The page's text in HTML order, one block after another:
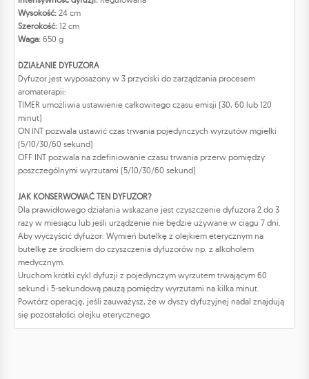
Wysokość: 24 cm
Szerokość: 12 cm
Waga: 650 g
DZIAŁANIE DYFUZORA
Dyfuzor jest wyposażony w 3 przyciski do zarządzania procesem
aromaterapii:
TIMER umożliwia ustawienie całkowitego czasu emisji (30, 60 lub 120
minut)
ON INT pozwala ustawić czas trwania pojedynczych wyrzutów mgiełki
(5/10/30/60 sekund)
OFF INT pozwala na zdefiniowanie czasu trwania przerw pomiędzy
poszczególnymi wyrzutami (5/10/30/60 sekund)
JAK KONSERWOWAĆ TEN DYFUZOR?
Dla prawidłowego działania wskazane jest czyszczenie dyfuzora 2 do 3
razy w miesiącu lub jeśli urządzenie nie będzie używane w ciągu 7 dni.
Aby wyczyścić dyfuzor: Wymień butelkę z olejkiem eterycznym na
butelkę ze środkiem do czyszczenia dyfuzorów np. z alkoholem
medycznym.
Uruchom krótki cykl dyfuzji z pojedynczym wyrzutem trwającym 60
sekund i 5-sekundową pauzą pomiędzy wyrzutami na kilka minut.
Powtórz operację, jeśli zauważysz, że w dyszy dyfuzyjnej nadal znajdują
się pozostałości olejku eterycznego.